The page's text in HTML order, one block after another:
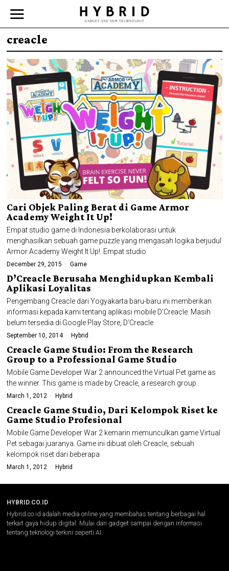
creacle
Cari Objek Paling Berat di Game Armor
Academy Weight It Up!
Empat studio game di Indonesia berkolaborasi untuk
menghasilkan sebuah game puzzle yang mengasah logika berjudul
Armor Academy Weight It Up!. Empat studio
December 29, 2015 Game
D’Creacle Berusaha Menghidupkan Kembali
Aplikasi Loyalitas
Pengembang Creacle dari Yogyakarta baru-baru ini memberikan
informasi kepada kami tentang aplikasi mobile D’Creacle. Masih
belum tersedia di Google Play Store, D’Creacle
September 10, 2014 Hybrid
Creacle Game Studio: From the Research
Group to a Professional Game Studio
Mobile Game Developer War 2 announced the Virtual Pet game as
the winner. This game is made by Creacle, a research group
March 1, 2012 Hybrid
Creacle Game Studio, Dari Kelompok Riset ke
Game Studio Profesional
Mobile Game Developer War 2 kemarin memunculkan game Virtual
Pet sebagai juaranya. Game ini dibuat oleh Creacle, sebuah
kelompok riset dari beberapa
March 1, 2012 Hybrid
HYBRID.CO.ID
Hybrid.co.id adalah media online yang membahas tentang berbagai hal
terkait gaya hidup digital. Mulai dari gadget sampai dengan informasi
tentang teknologi terkini seperti AI.